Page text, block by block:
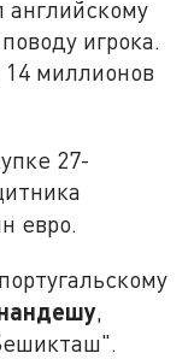
английскому
игрока.
миллионов
27-
евро.
,